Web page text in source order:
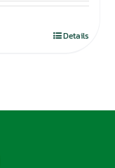
is:
Details